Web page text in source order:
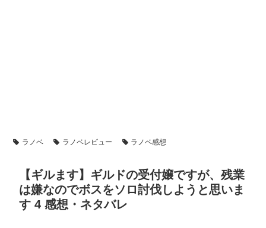
ラノベ ラノベレビュー ラノベ感想
【ギルます】ギルドの受付嬢ですが、残業
は嫌なのでボスをソロ討伐しようと思いま
す 4 感想・ネタバレ